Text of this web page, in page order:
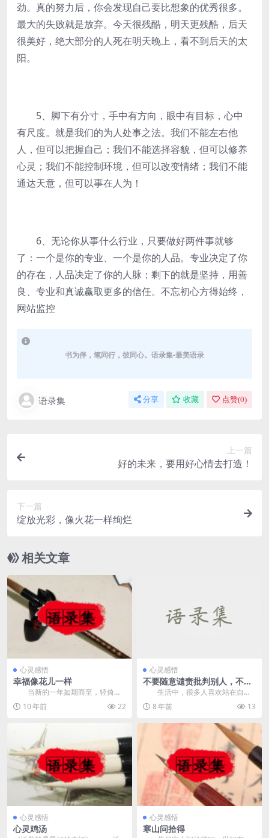
劲。真的努力后，你会发现自己要比想象的优秀很多。
最大的失败就是放弃。今天很残酷，明天更残酷，后天
很美好，绝大部分的人死在明天晚上，看不到后天的太
阳。
5、脚下有分寸，手中有方向，眼中有目标，心中
有尺度。就是我们的为人处事之法。我们不能左右他
人，但可以把握自己；我们不能选择容貌，但可以修养
心灵；我们不能控制环境，但可以改变情绪；我们不能
通达天意，但可以事在人为！
6、无论你从事什么行业，只要做好两件事就够
了：一个是你的专业、一个是你的人品。专业决定了你
的存在，人品决定了你的人脉；剩下的就是坚持，用善
良、专业和真诚赢取更多的信任。不忘初心方得始终，
网站监控
书为伴，笔同行，彼同心。语录集-最美语录
语录集 分享 收藏 点赞(0)
上一篇
好的未来，要用好心情去打造！
下一篇
绽放光彩，像火花一样绚烂
相关文章
心灵感悟
幸福像花儿一样
当新的一年如期而至，轻倚在
季节的窗口，我仿佛听见了悬挂在
窗台上那串紫色的风铃...
10 年前 22
心灵感悟
不要随意谴责批判别人，不曾
经历就无法体会
生活中，很多人喜欢站在自己
的视角，自以为是地随便谴责批判
别人，以为全世界就自...
8 年前 13
心灵感悟
心灵鸡汤
心灵感悟
寒山问拾得